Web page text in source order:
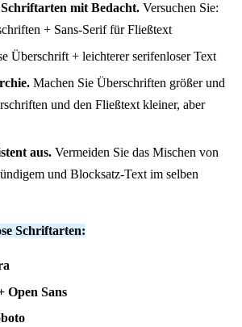
mit Bedacht. Versuchen Sie:
+ Sans-Serif für Fließtext
Überschrift + leichterer serifenloser Text
Machen Sie Überschriften größer und
und den Fließtext kleiner, aber
aus. Vermeiden Sie das Mischen von
und Blocksatz-Text im selben
Schriftarten:
Open Sans